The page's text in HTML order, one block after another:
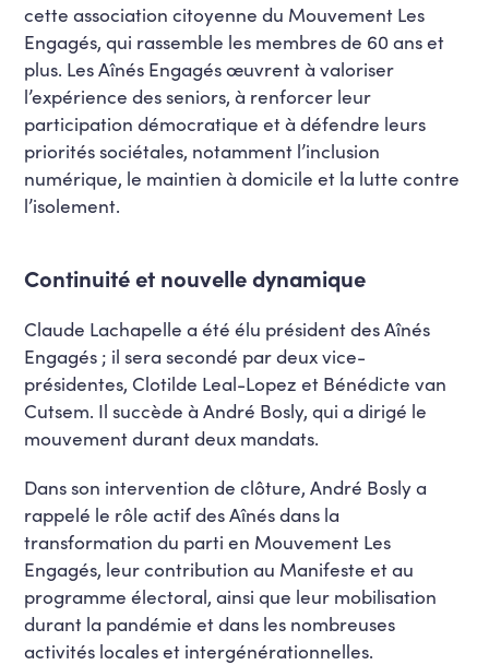
cette association citoyenne du Mouvement Les
Engagés, qui rassemble les membres de 60 ans et
plus. Les Aînés Engagés œuvrent à valoriser
l’expérience des seniors, à renforcer leur
participation démocratique et à défendre leurs
priorités sociétales, notamment l’inclusion
numérique, le maintien à domicile et la lutte contre
l’isolement.
Continuité et nouvelle dynamique
Claude Lachapelle a été élu président des Aînés
Engagés ; il sera secondé par deux vice-
présidentes, Clotilde Leal-Lopez et Bénédicte van
Cutsem. Il succède à André Bosly, qui a dirigé le
mouvement durant deux mandats.
Dans son intervention de clôture, André Bosly a
rappelé le rôle actif des Aînés dans la
transformation du parti en Mouvement Les
Engagés, leur contribution au Manifeste et au
programme électoral, ainsi que leur mobilisation
durant la pandémie et dans les nombreuses
activités locales et intergénérationnelles.